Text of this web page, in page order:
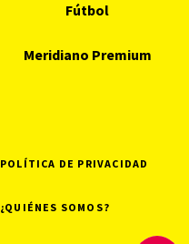
Fútbol
Meridiano Premium
POLÍTICA DE PRIVACIDAD
¿QUIÉNES SOMOS?